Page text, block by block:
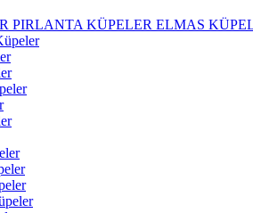
PIRLANTA KÜPELER ELMAS